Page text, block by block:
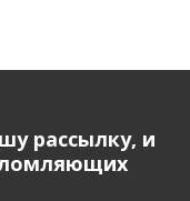
рассылку, и